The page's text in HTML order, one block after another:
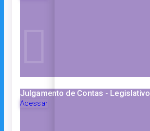
Julgamento de Contas - Legislativo
Acessar